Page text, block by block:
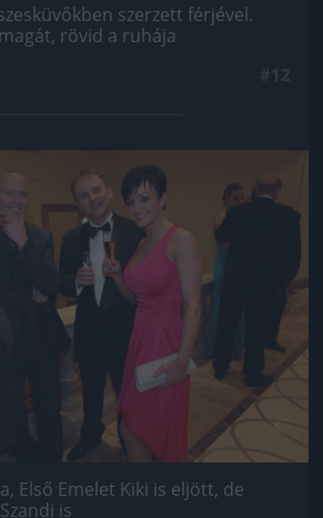
szerzett férjével.
rövid a ruhája
Jön még kép!
Első Emelet Kiki is eljött, de
is